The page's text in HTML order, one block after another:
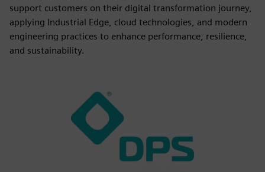
support customers on their digital transformation journey,
applying Industrial Edge, cloud technologies, and modern
engineering practices to enhance performance, resilience,
and sustainability.